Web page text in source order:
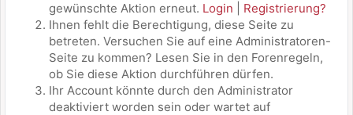
gewünschte Aktion erneut. Login
Registrierung?
Ihnen fehlt die Berechtigung, diese Seite zu
betreten. Versuchen Sie auf eine Administratoren-
Seite zu kommen? Lesen Sie in den Forenregeln,
ob Sie diese Aktion durchführen dürfen.
Ihr Account könnte durch den Administrator
deaktiviert worden sein oder wartet auf